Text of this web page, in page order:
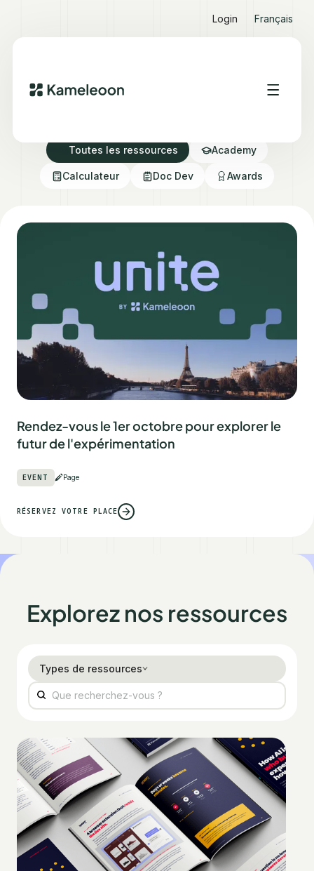
Login Français
Ressources Hub
Toutes les ressources Academy
Calculateur Doc Dev Awards
Rendez-vous le 1er octobre pour explorer le
futur de l'expérimentation
EVENT Page
RÉSERVEZ VOTRE PLACE
Explorez nos ressources
Types de ressources